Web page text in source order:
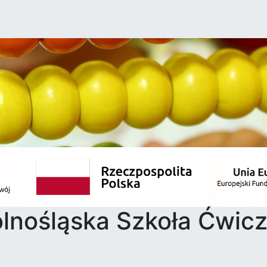
Szkoła